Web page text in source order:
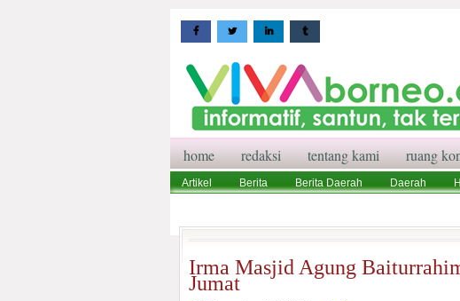
home redaksi tentang kami ruang
Artikel Berita Berita Daerah Daerah
Irma Masjid Agung
Jumat